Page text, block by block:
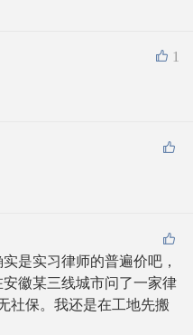
1
是实习律师的普遍价吧，
徽某三线城市问了一家律
社保。我还是在工地先搬